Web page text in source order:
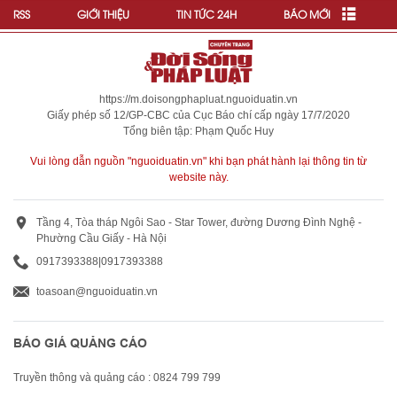
RSS GIỚI THIỆU TIN TỨC 24H BÁO MỚI
https://m.doisongphapluat.nguoiduatin.vn
Giấy phép số 12/GP-CBC của Cục Báo chí cấp ngày 17/7/2020
Tổng biên tập: Phạm Quốc Huy
Vui lòng dẫn nguồn "nguoiduatin.vn" khi bạn phát hành lại thông tin từ
website này.
Tầng 4, Tòa tháp Ngôi Sao - Star Tower, đường Dương Đình Nghệ -
Phường Cầu Giấy - Hà Nội
0917393388 0917393388
toasoan@nguoiduatin.vn
BÁO GIÁ QUẢNG CÁO
Truyền thông và quảng cáo : 0824 799 799